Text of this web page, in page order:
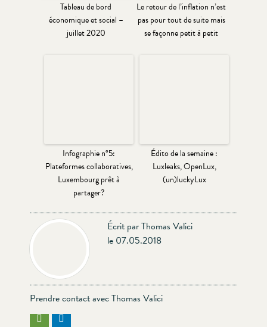
Tableau de bord
économique et social –
juillet 2020
Le retour de l’inflation n’est
pas pour tout de suite mais
se façonne petit à petit
Infographie n°5:
Plateformes collaboratives,
Luxembourg prêt à
partager?
Édito de la semaine :
Luxleaks, OpenLux,
(un)luckyLux
Écrit par Thomas Valici
le 07.05.2018
Prendre contact avec Thomas Valici